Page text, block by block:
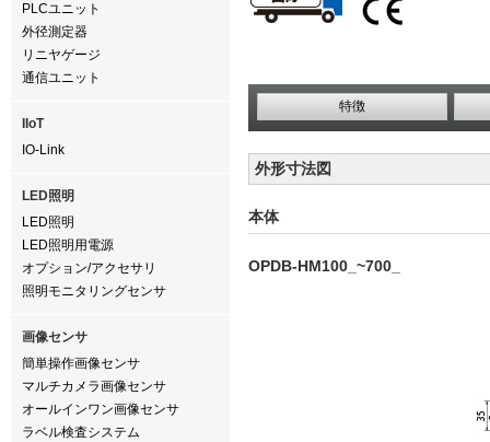
PLCユニット
外径測定器
リニヤゲージ
通信ユニット
IIoT
IO-Link
LED照明
LED照明
LED照明用電源
オプション/アクセサリ
照明モニタリングセンサ
画像センサ
簡単操作画像センサ
マルチカメラ画像センサ
オールインワン画像センサ
ラベル検査システム
特徴
外形寸法図
本体
OPDB-HM100_~700_